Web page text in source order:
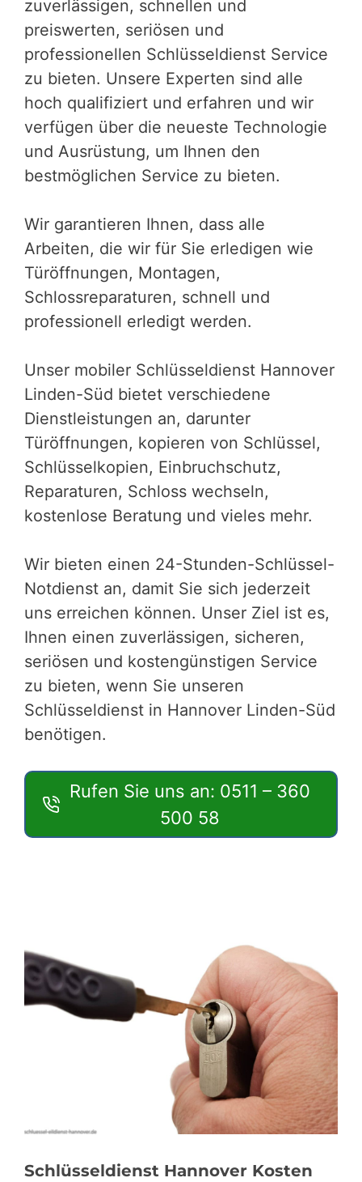
zuverlässigen, schnellen und
preiswerten, seriösen und
professionellen Schlüsseldienst Service
zu bieten. Unsere Experten sind alle
hoch qualifiziert und erfahren und wir
verfügen über die neueste Technologie
und Ausrüstung, um Ihnen den
bestmöglichen Service zu bieten.
Wir garantieren Ihnen, dass alle
Arbeiten, die wir für Sie erledigen wie
Türöffnungen, Montagen,
Schlossreparaturen, schnell und
professionell erledigt werden.
Unser mobiler Schlüsseldienst Hannover
Linden-Süd bietet verschiedene
Dienstleistungen an, darunter
Türöffnungen, kopieren von Schlüssel,
Schlüsselkopien, Einbruchschutz,
Reparaturen, Schloss wechseln,
kostenlose Beratung und vieles mehr.
Wir bieten einen 24-Stunden-Schlüssel-
Notdienst an, damit Sie sich jederzeit
uns erreichen können. Unser Ziel ist es,
Ihnen einen zuverlässigen, sicheren,
seriösen und kostengünstigen Service
zu bieten, wenn Sie unseren
Schlüsseldienst in Hannover Linden-Süd
benötigen.
Rufen Sie uns an: 0511 – 360
500 58
Schlüsseldienst Hannover Kosten